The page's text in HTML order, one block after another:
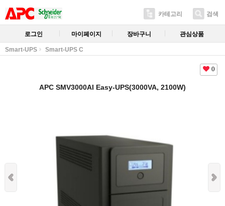
카테고리 검색
로그인 마이페이지 장바구니 관심상품
Smart-UPS Smart-UPS C
0
APC SMV3000AI Easy-UPS(3000VA, 2100W)